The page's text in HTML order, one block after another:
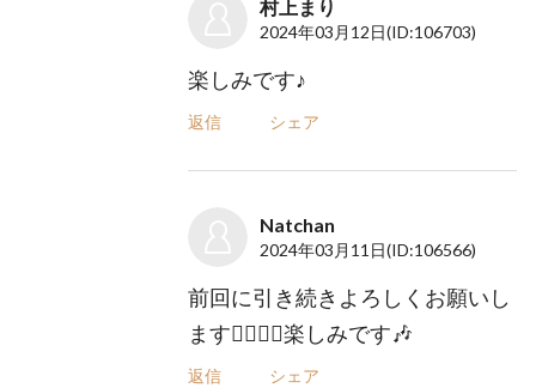
村上まり
2024年03月12日(ID:106703)
楽しみです♪
返信 シェア
Natchan
2024年03月11日(ID:106566)
前回に引き続きよろしくお願いし
ます🙇🏻‍♀️✨楽しみです🎶
返信 シェア